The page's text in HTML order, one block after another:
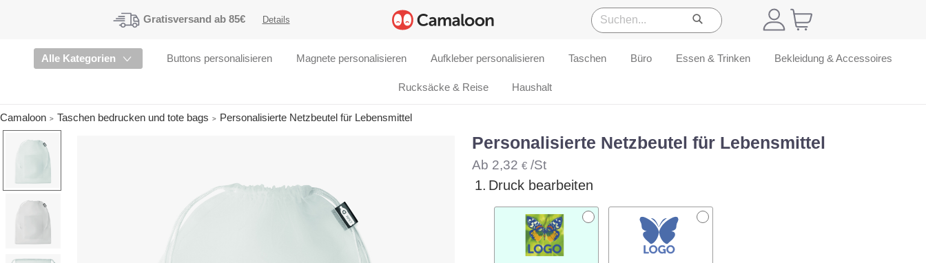
Gratisversand ab 85€ Details
Alle Kategorien Buttons personalisieren Magnete personalisieren Aufkleber personalisieren Taschen Büro Essen & Trinken Bekleidung & Accessoires
Rucksäcke & Reise Haushalt
Camaloon Taschen bedrucken und tote bags Personalisierte Netzbeutel für Lebensmittel
Personalisierte Netzbeutel für Lebensmittel
Ab 2,32 €/St
1. Druck bearbeiten